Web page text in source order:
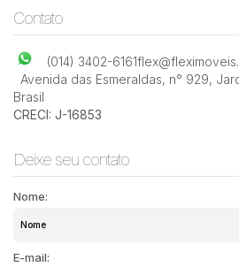
Contato
(014) 3402-6161
Avenida das Esmeraldas, n° 929,
Brasil
CRECI: J-16853
Deixe seu contato
Nome:
E-mail: